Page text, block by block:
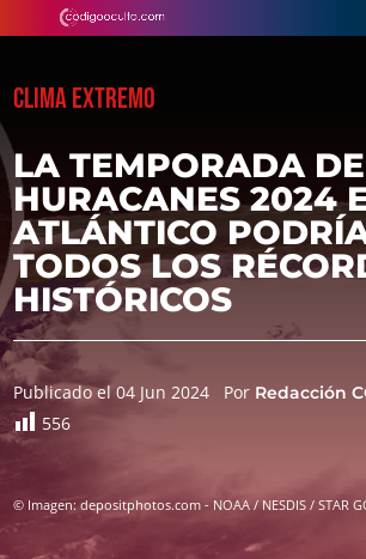
CLIMA EXTREMO
LA TEMPORADA DE
HURACANES 2024
ATLÁNTICO
TODOS LOS
HISTÓRICOS
Publicado el 04 Jun 2024 Por Redacción
556
© Imagen: depositphotos.com - NOAA / NESDIS / STAR